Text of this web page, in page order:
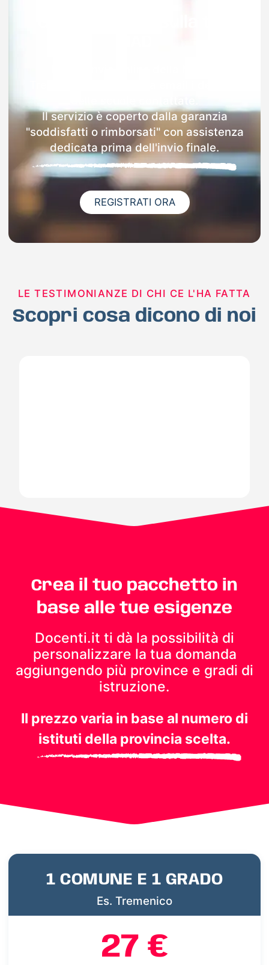
Il servizio è coperto dalla garanzia
"soddisfatti o rimborsati" con assistenza
dedicata prima dell'invio finale.
REGISTRATI ORA
LE TESTIMONIANZE DI CHI CE L'HA FATTA
Scopri cosa dicono di noi
Crea il tuo pacchetto in
base alle tue esigenze
Docenti.it ti dà la possibilità di
personalizzare la tua domanda
aggiungendo più province e gradi di
istruzione.
Il prezzo varia in base al numero di
istituti della provincia scelta.
1 COMUNE E 1 GRADO
Es. Tremenico
27 €